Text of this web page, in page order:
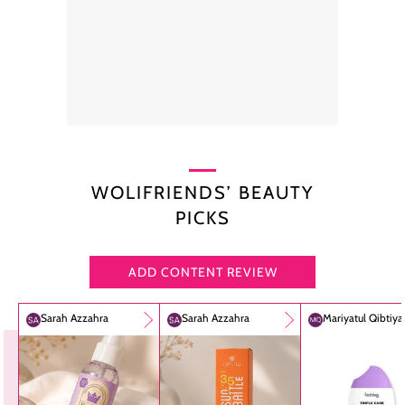
WOLIFRIENDS’ BEAUTY
PICKS
ADD CONTENT REVIEW
Sarah Azzahra Sarah Azzahra Mariyatul